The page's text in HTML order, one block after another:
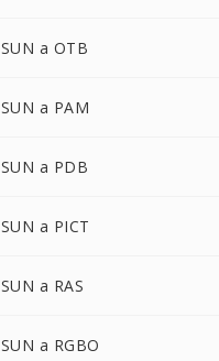
SUN a OTB
SUN a PAM
SUN a PDB
SUN a PICT
SUN a RAS
SUN a RGBO